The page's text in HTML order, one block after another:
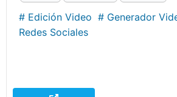
# Edición Video # Generador
Redes Sociales